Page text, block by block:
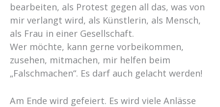
bearbeiten, als Protest gegen all das, was von
mir verlangt wird, als Künstlerin, als Mensch,
als Frau in einer Gesellschaft.
Wer möchte, kann gerne vorbeikommen,
zusehen, mitmachen, mir helfen beim
„Falschmachen“. Es darf auch gelacht werden!
Am Ende wird gefeiert. Es wird viele Anlässe